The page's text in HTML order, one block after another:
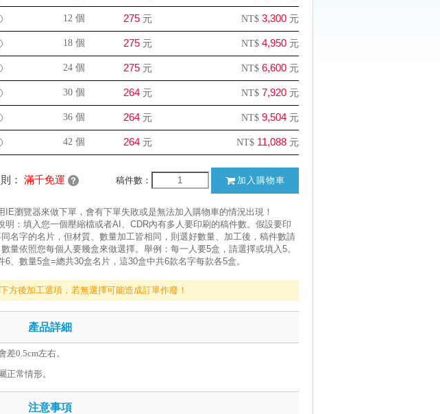
12 個 275 元 NT$ 3,300 元
18 個 275 元 NT$ 4,950 元
24 個 275 元 NT$ 6,600 元
30 個 264 元 NT$ 7,920 元
36 個 264 元 NT$ 9,504 元
42 個 264 元 NT$ 11,088 元
： 滿千免運 稿件數： 加入購物車
IE瀏覽器來做下單，會有下單失敗或是無法加入購物車的情況出現！
明：填入您一個壓縮檔或者AI、CDR內有多人要印刷的稿件數。假設要印
名字的名片，但材質、數量加工皆相同，則選好數量、加工後，稿件數請
量依照您每個人要幾盒來做選擇。舉例：每一人要5盒，請選擇或填入5。
6、數量5盒=總共30盒名片，這30盒中共6款名字每款各5盒。
方後加工選項，若無選擇可能造成訂單作廢！
產品詳細
0.5cm左右。
正常情形。
注意事項